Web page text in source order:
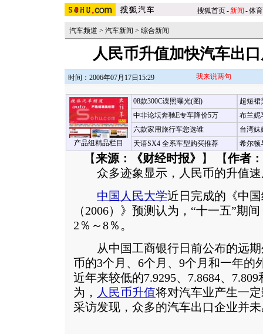
搜狐首页-新闻 -体育
汽车频道 > 汽车新闻 > 综合新闻
人民币升值加快汽车出
时间：2006年07月17日15:29 我来说两句
产品组精品栏目
08款300C谍照曝光(图)
中非论坛奔驰E专车降价5万
六款家用旅行车您选谁
天语SX4 全系车型购买推荐
超短裙
布兰妮
台湾妹
希尔顿
【来源：《财经时报》 】 【作者
众多迹象显示，人民币的升值速
中国人民大学近日完成的《中
（2006）》预测认为，“十一五”期
2％～8％。
从中国工商银行日前公布的远期
币的3个月、6个月、9个月和一年的
近年来较低的7.9295、7.8684、
为， 人民币升值将对汽车业产生一
采访发现，众多的汽车出口企业并